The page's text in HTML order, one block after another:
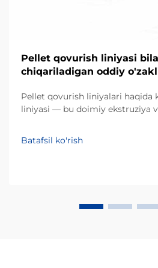
Pellet qovurish liniyasi
chiqariladigan oddiy
Pellet qovurish liniyalari haqida
liniyasi — bu doimiy ekstruziya
oshqozonliklarga aylantiruvchi
An'anaviy partiyaviy
Batafsil ko'rish